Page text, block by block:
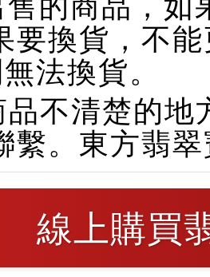
要換貨，不
法換貨。
品不清楚的地
繫。東方翡
線上購買